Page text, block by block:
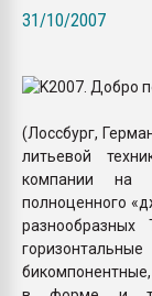
31/10/2007
(Лоссбург,
литьевой
компании на
полноценного